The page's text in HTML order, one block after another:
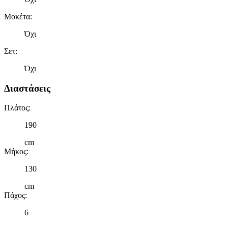
Μοκέτα:
Όχι
Σετ:
Όχι
Διαστάσεις
Πλάτος:
190
cm
Μήκος:
130
cm
Πάχος:
6